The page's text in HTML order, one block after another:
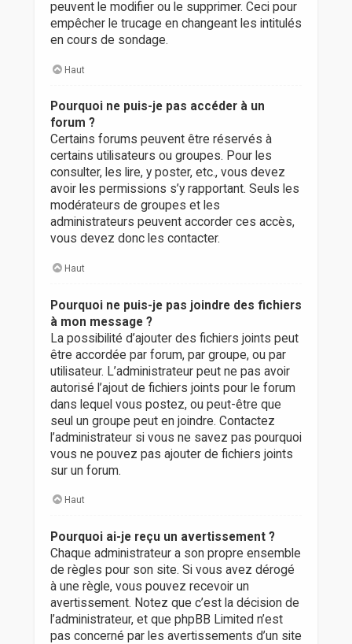
peuvent le modifier ou le supprimer. Ceci pour
empêcher le trucage en changeant les intitulés
en cours de sondage.
Haut
Pourquoi ne puis-je pas accéder à un
forum ?
Certains forums peuvent être réservés à
certains utilisateurs ou groupes. Pour les
consulter, les lire, y poster, etc., vous devez
avoir les permissions s’y rapportant. Seuls les
modérateurs de groupes et les
administrateurs peuvent accorder ces accès,
vous devez donc les contacter.
Haut
Pourquoi ne puis-je pas joindre des fichiers
à mon message ?
La possibilité d’ajouter des fichiers joints peut
être accordée par forum, par groupe, ou par
utilisateur. L’administrateur peut ne pas avoir
autorisé l’ajout de fichiers joints pour le forum
dans lequel vous postez, ou peut-être que
seul un groupe peut en joindre. Contactez
l’administrateur si vous ne savez pas pourquoi
vous ne pouvez pas ajouter de fichiers joints
sur un forum.
Haut
Pourquoi ai-je reçu un avertissement ?
Chaque administrateur a son propre ensemble
de règles pour son site. Si vous avez dérogé
à une règle, vous pouvez recevoir un
avertissement. Notez que c’est la décision de
l’administrateur, et que phpBB Limited n’est
pas concerné par les avertissements d’un site